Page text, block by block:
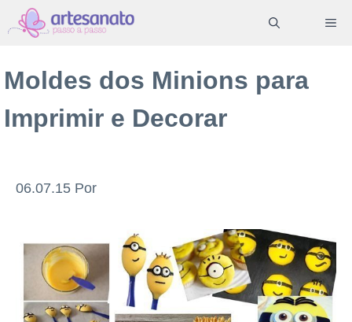
Pular
para
conteúdo
Moldes dos Minions para
Imprimir e Decorar
06.07.15 Por